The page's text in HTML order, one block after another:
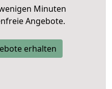
Minuten
Angebote.
erhalten